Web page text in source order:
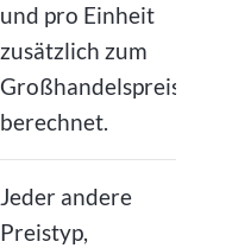
und pro Einheit
zusätzlich zum
Großhandelspreis
berechnet.
Jeder andere
Preistyp,